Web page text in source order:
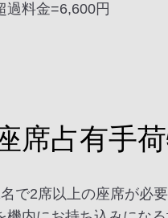
過料金=6,600円
席占有手
で2席以上の座席が必